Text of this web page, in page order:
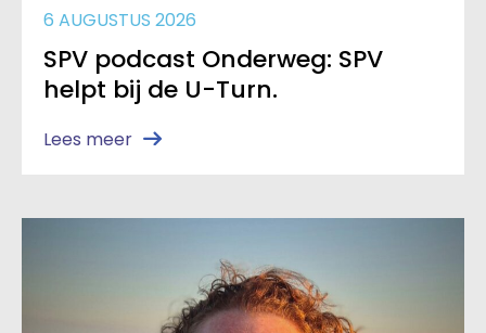
6 AUGUSTUS 2026
SPV podcast Onderweg: SPV
helpt bij de U-Turn.
Lees meer